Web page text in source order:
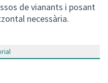
de vianants i posant
necessària.